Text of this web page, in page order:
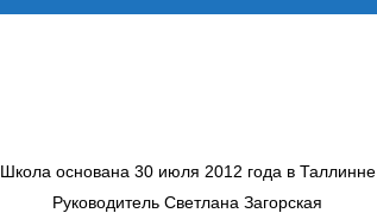
Школа основана 30 июля 2012 года в Таллинне
Руководитель Светлана Загорская